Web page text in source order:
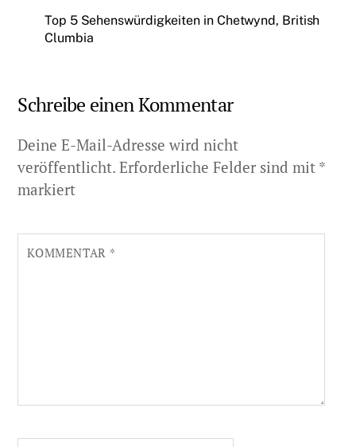
Top 5 Sehenswürdigkeiten in Chetwynd, British
Clumbia
Schreibe einen Kommentar
Deine E-Mail-Adresse wird nicht
veröffentlicht. Erforderliche Felder sind mit *
markiert
KOMMENTAR *